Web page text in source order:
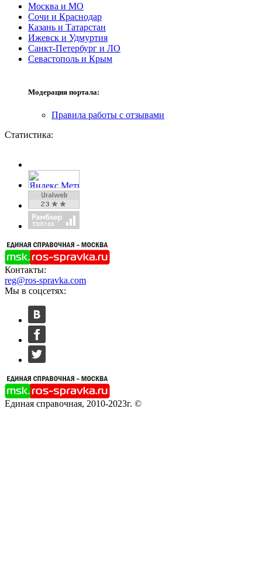
Москва и МО
Сочи и Краснодар
Казань и Татарстан
Ижевск и Удмуртия
Санкт-Петербург и ЛО
Севастополь и Крым
Модерация портала:
Правила работы с отзывами
Статистика:
Контакты:
reg@ros-spravka.com
Мы в соцсетях:
Единая справочная, 2010-2023г. ©